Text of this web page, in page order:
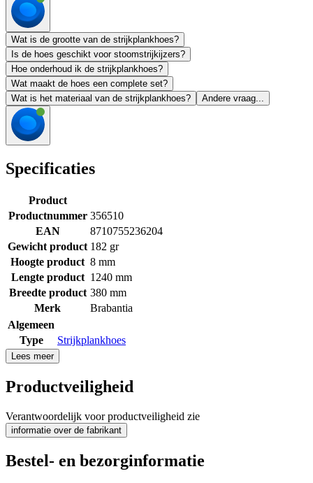
Wat is de grootte van de strijkplankhoes?
Is de hoes geschikt voor stoomstrijkijzers?
Hoe onderhoud ik de strijkplankhoes?
Wat maakt de hoes een complete set?
Wat is het materiaal van de strijkplankhoes?
Andere vraag...
Specificaties
Product
Productnummer 356510
EAN
8710755236204
Gewicht product 182 gr
Hoogte product 8 mm
Lengte product 1240 mm
Breedte product 380 mm
Merk
Brabantia
Algemeen
Type
Strijkplankhoes
Lees meer
Productveiligheid
Verantwoordelijk voor productveiligheid zie
informatie over de fabrikant
Bestel- en bezorginformatie